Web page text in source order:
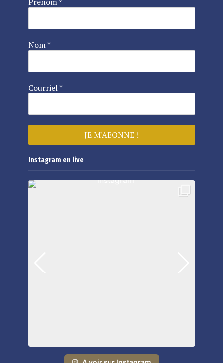
Nom*
Courriel*
Instagram en live